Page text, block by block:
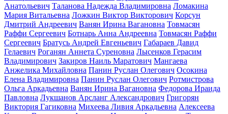
Анатольевич Таланова Надежда Владимировна Ломакина
Мария Витальевна Ложкин Виктор Викторович Корсун
Дмитрий Андреевич Ванян Ирина Вагановна Товмасян
Раффи Сергеевич Ботнарь Анна Андреевна Товмасян Раффи
Сергеевич Братусь Андрей Евгеньевич Габараев Давид
Гелаевич Роганян Аннета Суреновна Лысенков Герасим
Владимирович Закиров Наиль Маратович Мангаева
Анжелика Михайловна Панин Руслан Олегович Осокина
Елена Владимировна Панин Руслан Олегович Ротмистрова
Ольга Аркадьевна Ванян Ирина Вагановна Федорова Ираида
Павловна Лукшанов Арсланг Александрович Григорян
Виктория Гагиковна Михеева Ливия Аркадьевна Алексеева